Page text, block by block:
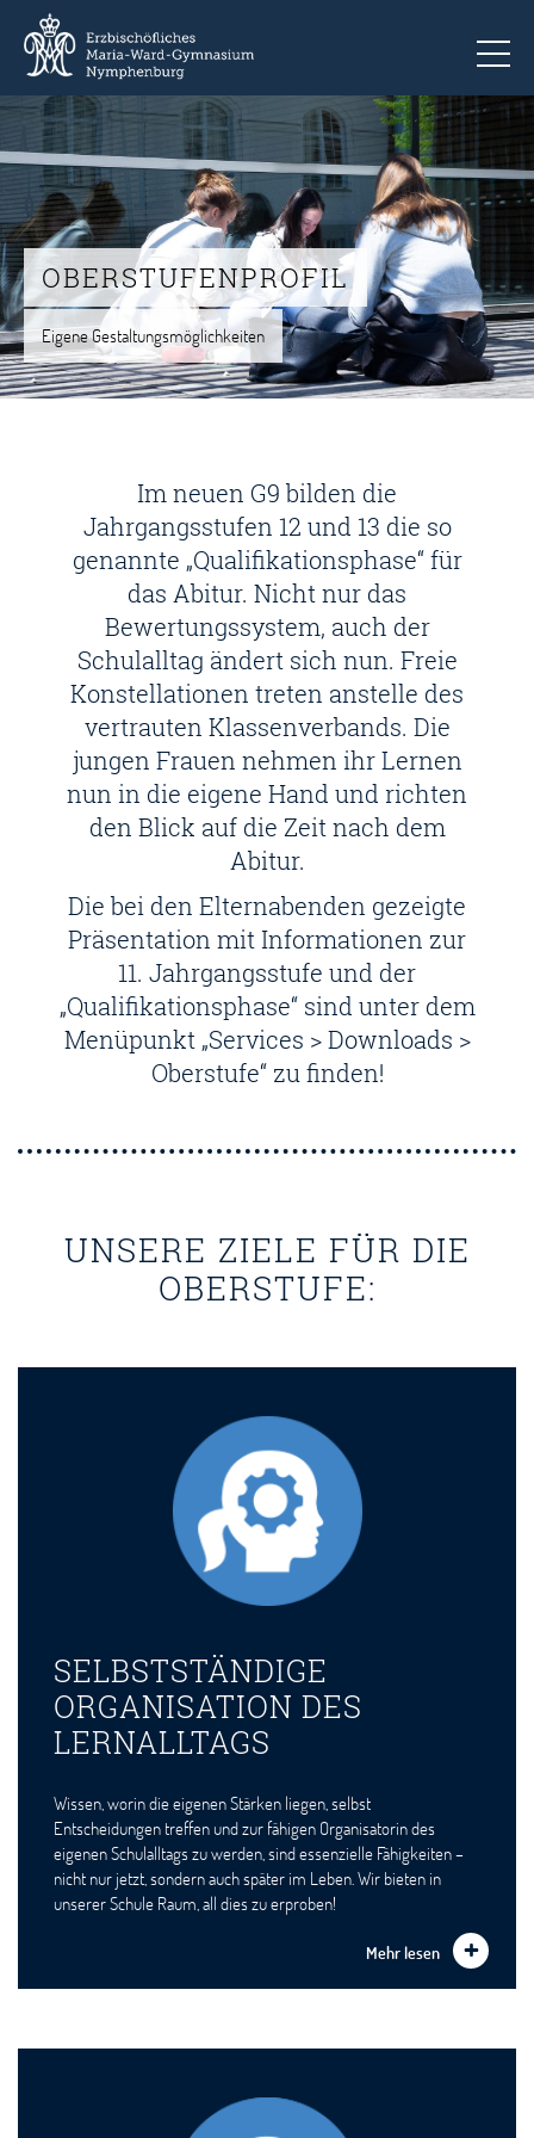
OBERSTUFENPROFIL
Eigene Gestaltungsmöglichkeiten
Im neuen G9 bilden die
Jahrgangsstufen 12 und 13 die so
genannte „Qualifikationsphase“ für
das Abitur. Nicht nur das
Bewertungssystem, auch der
Schulalltag ändert sich nun. Freie
Konstellationen treten anstelle des
vertrauten Klassenverbands. Die
jungen Frauen nehmen ihr Lernen
nun in die eigene Hand und richten
den Blick auf die Zeit nach dem
Abitur.
Die bei den Elternabenden gezeigte
Präsentation mit Informationen zur
11. Jahrgangsstufe und der
„Qualifikationsphase“ sind unter dem
Menüpunkt „Services > Downloads >
Oberstufe“ zu finden!
UNSERE ZIELE FÜR DIE
OBERSTUFE:
SELBSTSTÄNDIGE
ORGANISATION DES
LERNALLTAGS
Wissen, worin die eigenen Stärken liegen, selbst
Entscheidungen treffen und zur fähigen Organisatorin des
eigenen Schulalltags zu werden, sind essenzielle Fähigkeiten –
nicht nur jetzt, sondern auch später im Leben. Wir bieten in
unserer Schule Raum, all dies zu erproben!
Mehr lesen